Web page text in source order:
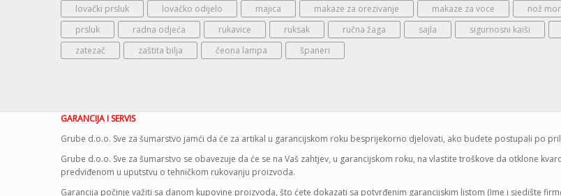
lovački prsluk
lovačko odijelo majica makaze za orezivanje makaze za voce nož
prsluk
radna odjeća rukavice ruksak ručna žaga sajla sigurnosni kaiši
zatezač
zaštita bilja čeona lampa španeri
GARANCIJA I SERVIS
Grube d.o.o. Sve za šumarstvo jamći da će za artikal u garancijskom roku besprijekorno djelovati, ako budete postupali po
Grube d.o.o. Sve za šumarstvo se obavezuje da će se na Vaš zahtjev, u garancijskom roku, na vlastite troškove da otklone
predviđenom u uputstvu o tehničkom rukovanju proizvoda.
Garancija počinje važiti sa danom kupovine proizvoda, što ćete dokazati sa potvrđenim garancijskim listom (Ime i sjedište